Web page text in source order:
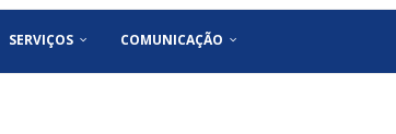
SERVIÇOS COMUNICAÇÃO